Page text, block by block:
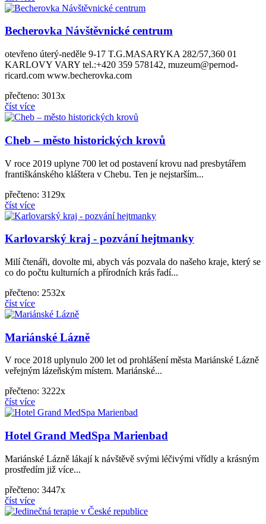
Becherovka Návštěvnické centrum
otevřeno úterý-neděle 9-17 T.G.MASARYKA 282/57,360 01
KARLOVY VARY tel.:+420 359 578142, muzeum@pernod-
ricard.com www.becherovka.com
přečteno: 3013x
číst více
Cheb – město historických krovů
V roce 2019 uplyne 700 let od postavení krovu nad presbytářem
františkánského kláštera v Chebu. Ten je nejstarším...
přečteno: 3129x
číst více
Karlovarský kraj - pozvání hejtmanky
Milí čtenáři, dovolte mi, abych vás pozvala do našeho kraje, který se
co do počtu kulturních a přírodních krás řadí...
přečteno: 2532x
číst více
Mariánské Lázně
V roce 2018 uplynulo 200 let od prohlášení města Mariánské Lázně
veřejným lázeňským místem. Mariánské...
přečteno: 3222x
číst více
Hotel Grand MedSpa Marienbad
Mariánské Lázně lákají k návštěvě svými léčivými vřídly a krásným
prostředím již více...
přečteno: 3447x
číst více